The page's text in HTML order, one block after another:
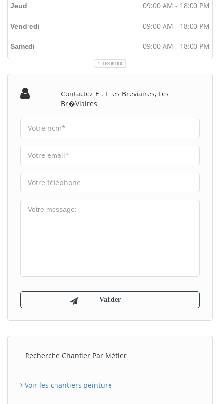
Horaires
Jeudi 09:00 AM - 18:00 PM
Vendredi 09:00 AM - 18:00 PM
Samedi 09:00 AM - 18:00 PM
Contactez E . I Les Breviaires, Les
Br�viaires
Recherche Chantier Par Métier
Voir les chantiers peinture